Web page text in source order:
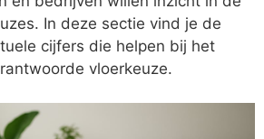
In deze sectie vind je de
cijfers die helpen bij het
vloerkeuze.